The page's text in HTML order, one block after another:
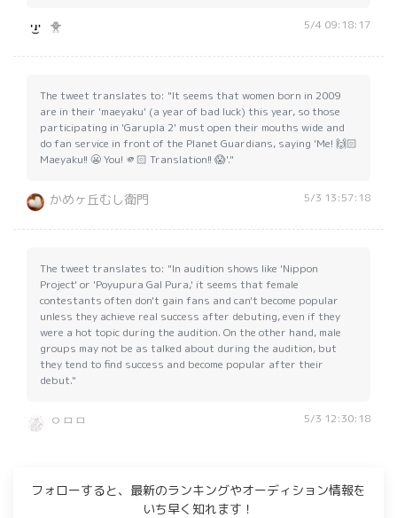
🐥 5/4 09:18:17
The tweet translates to: "It seems that women born in 2009
are in their 'maeyaku' (a year of bad luck) this year, so those
participating in 'Garupla 2' must open their mouths wide and
do fan service in front of the Planet Guardians, saying 'Me! 🙌🏻
Maeyaku!! 😬 You! 🫵🏻 Translation!! 😱'."
かめヶ丘むし衛門 5/3 13:57:18
The tweet translates to: "In audition shows like 'Nippon
Project' or 'Poyupura Gal Pura,' it seems that female
contestants often don't gain fans and can't become popular
unless they achieve real success after debuting, even if they
were a hot topic during the audition. On the other hand, male
groups may not be as talked about during the audition, but
they tend to find success and become popular after their
debut."
ㅇㅁㅁ 5/3 12:30:18
フォローすると、最新のランキングやオーディション情報を
いち早く知れます！